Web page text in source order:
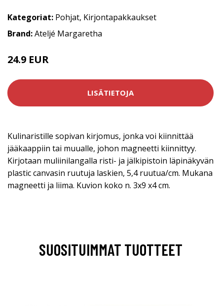
Kategoriat: Pohjat, Kirjontapakkaukset
Brand:Ateljé Margaretha
24.9 EUR
LISÄTIETOJA
Kulinaristille sopivan kirjomus, jonka voi kiinnittää
jääkaappiin tai muualle, johon magneetti kiinnittyy.
Kirjotaan muliinilangalla risti- ja jälkipistoin läpinäkyvän
plastic canvasin ruutuja laskien, 5,4 ruutua/cm. Mukana
magneetti ja liima. Kuvion koko n. 3x9 x4 cm.
SUOSITUIMMAT TUOTTEET